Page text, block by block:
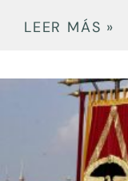
LEER MÁS »